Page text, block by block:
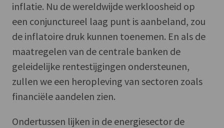
inflatie. Nu de wereldwijde werkloosheid op
een conjunctureel laag punt is aanbeland, zou
de inflatoire druk kunnen toenemen. En als de
maatregelen van de centrale banken de
geleidelijke rentestijgingen ondersteunen,
zullen we een heropleving van sectoren zoals
financiële aandelen zien.
Ondertussen lijken in de energiesector de